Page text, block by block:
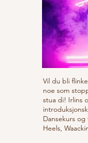
Vil du bli
noe som
stua di! Irlins
Dansekurs
Heels,